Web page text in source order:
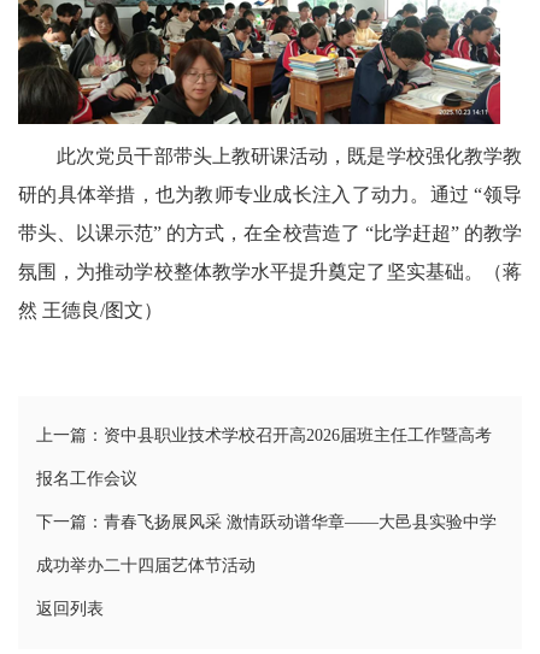
学
医
播
报
民
报
频
此次党员干部带头上教研课活动，既是学校强化教学教
研的具体举措，也为教师专业成长注入了动力。通过 “领导
带头、以课示范” 的方式，在全校营造了 “比学赶超” 的教学
氛围，为推动学校整体教学水平提升奠定了坚实基础。（蒋
然 王德良/图文）
上一篇：资中县职业技术学校召开高2026届班主任工作暨高考
报名工作会议
下一篇：青春飞扬展风采 激情跃动谱华章——大邑县实验中学
成功举办二十四届艺体节活动
返回列表